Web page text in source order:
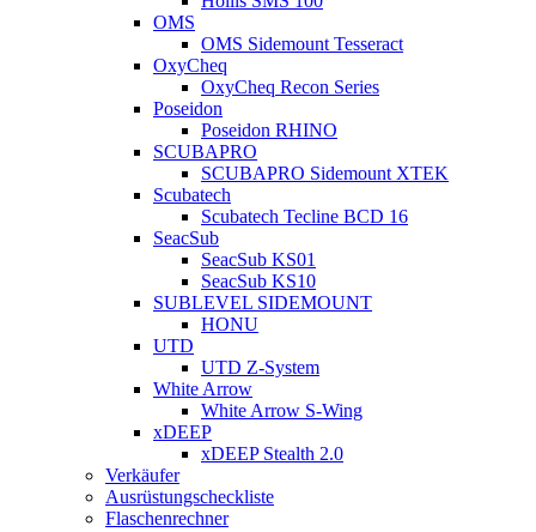
OMS
OMS Sidemount Tesseract
OxyCheq
OxyCheq Recon Series
Poseidon
Poseidon RHINO
SCUBAPRO
SCUBAPRO Sidemount XTEK
Scubatech
Scubatech Tecline BCD 16
SeacSub
SeacSub KS01
SeacSub KS10
SUBLEVEL SIDEMOUNT
HONU
UTD
UTD Z-System
White Arrow
White Arrow S-Wing
xDEEP
xDEEP Stealth 2.0
Verkäufer
Ausrüstungscheckliste
Flaschenrechner